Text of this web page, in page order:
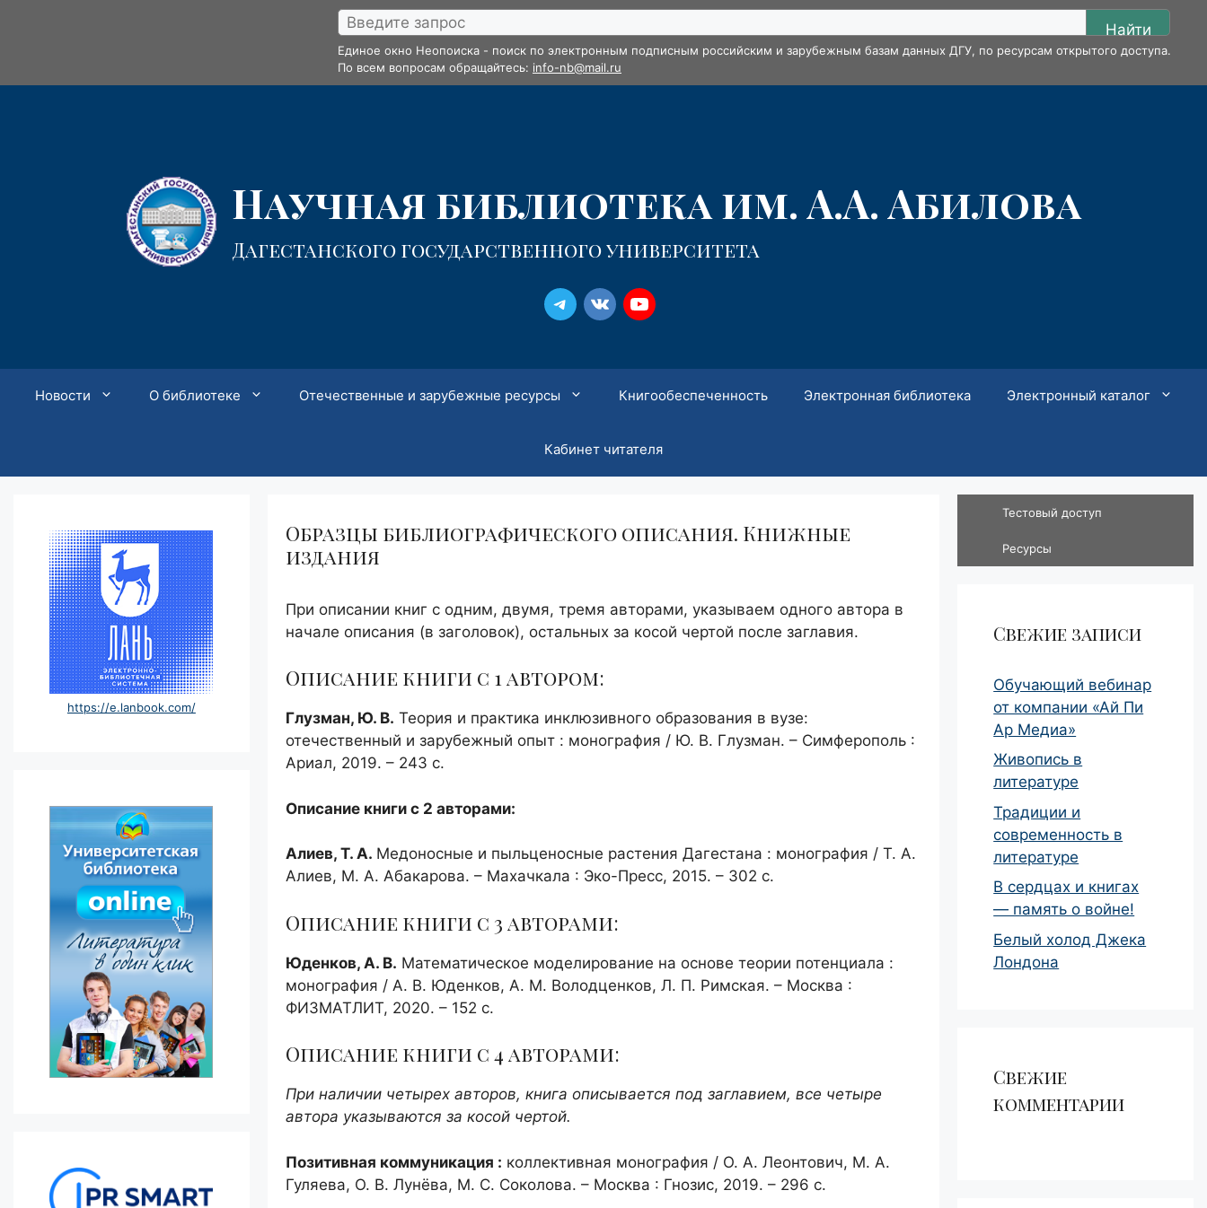
Найти
Единое окно Неопоиска - поиск по электронным подписным российским и зарубежным базам данных ДГУ, по ресурсам открытого доступа.
По всем вопросам обращайтесь: info-nb@mail.ru
Научная библиотека им. А.А. Абилова
Дагестанского государственного университета
Новости О библиотеке Отечественные и зарубежные ресурсы Книгообеспеченность Электронная библиотека Электронный каталог
Кабинет читателя
Образцы библиографического описания. Книжные
издания
При описании книг с одним, двумя, тремя авторами, указываем одного автора в
начале описания (в заголовок), остальных за косой чертой после заглавия.
Описание книги с 1 автором:
Глузман, Ю. В. Теория и практика инклюзивного образования в вузе:
отечественный и зарубежный опыт : монография / Ю. В. Глузман. – Симферополь :
Ариал, 2019. – 243 с.
Описание книги с 2 авторами:
Алиев, Т. А. Медоносные и пыльценосные растения Дагестана : монография / Т. А.
Алиев, М. А. Абакарова. – Махачкала : Эко-Пресс, 2015. – 302 с.
Описание книги с 3 авторами:
Юденков, А. В. Математическое моделирование на основе теории потенциала :
монография / А. В. Юденков, А. М. Володценков, Л. П. Римская. – Москва :
ФИЗМАТЛИТ, 2020. – 152 с.
Описание книги с 4 авторами:
При наличии четырех авторов, книга описывается под заглавием, все четыре
автора указываются за косой чертой.
Позитивная коммуникация : коллективная монография / О. А. Леонтович, М. А.
Гуляева, О. В. Лунёва, М. С. Соколова. – Москва : Гнозис, 2019. – 296 с.
https://e.lanbook.com/
Тестовый доступ
Ресурсы
Свежие записи
Обучающий вебинар
от компании «Ай Пи
Ар Медиа»
Живопись в
литературе
Традиции и
современность в
литературе
В сердцах и книгах
— память о войне!
Белый холод Джека
Лондона
Свежие
комментарии